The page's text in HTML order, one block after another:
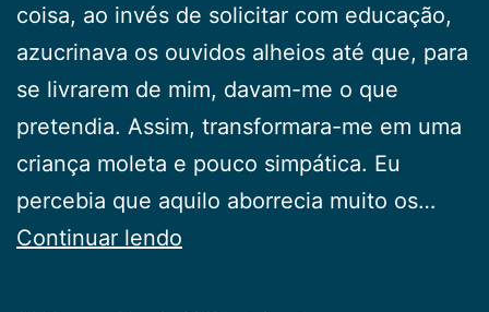
coisa, ao invés de solicitar com educação,
azucrinava os ouvidos alheios até que, para
se livrarem de mim, davam-me o que
pretendia. Assim, transformara-me em uma
criança moleta e pouco simpática. Eu
percebia que aquilo aborrecia muito os…
Continuar lendo